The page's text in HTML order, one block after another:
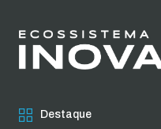
Destaque